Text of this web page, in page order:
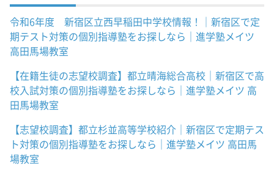
令和6年度 新宿区立西早稲田中学校情報！｜新宿区で定
期テスト対策の個別指導塾をお探しなら｜進学塾メイツ
高田馬場教室
【在籍生徒の志望校調査】都立晴海総合高校｜新宿区で高
校入試対策の個別指導塾をお探しなら｜進学塾メイツ 高
田馬場教室
【志望校調査】都立杉並高等学校紹介｜新宿区で定期テス
ト対策の個別指導塾をお探しなら｜進学塾メイツ 高田馬
場教室